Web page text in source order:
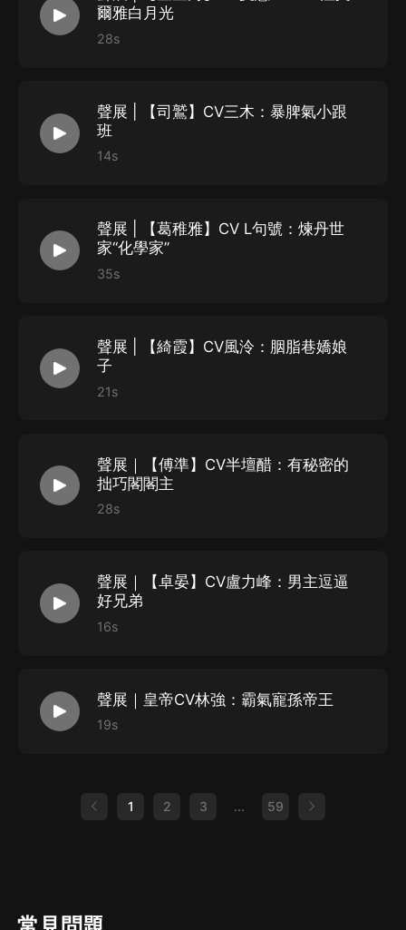
【阿南】——歸土海客 美颯少女 重度手控，深諳各種機
代表作：《偷偷藏不住》《難哄》
【朱聿恒】算術天才皇太孫 睿智精明 冷靜孤傲，一覺醒
CV：雲天河，配音演員，喜馬拉雅獨家簽約主播
代表作：《醫妃獨步天下》《夜鶯與玫瑰》
CV：夏意 ，影視配音演員
代表作：愛奇藝動態漫《我為邪帝》，抖音出品網劇《厲
風泠、路揚、家明、L句號、朱婧、拾酒、三木、林強、
亞倫、半壇醋、楚銜、秦月揚、神馬芯、雪夜瀟瀟、調
兒、羊駝、林柏青、Mr.岑、夫子
爾雅白月光
28s
聲展 | 【司鷲】CV三木：暴脾氣小跟
班
14s
聲展 | 【葛稚雅】CV L句號：煉丹世
家“化學家”
35s
聲展 | 【綺霞】CV風泠：胭脂巷嬌娘
子
21s
聲展｜【傅準】CV半壇醋：有秘密的
拙巧閣閣主
28s
聲展｜【卓晏】CV盧力峰：男主逗逼
好兄弟
16s
聲展｜皇帝CV林強：霸氣寵孫帝王
19s
1 2 3 ... 59